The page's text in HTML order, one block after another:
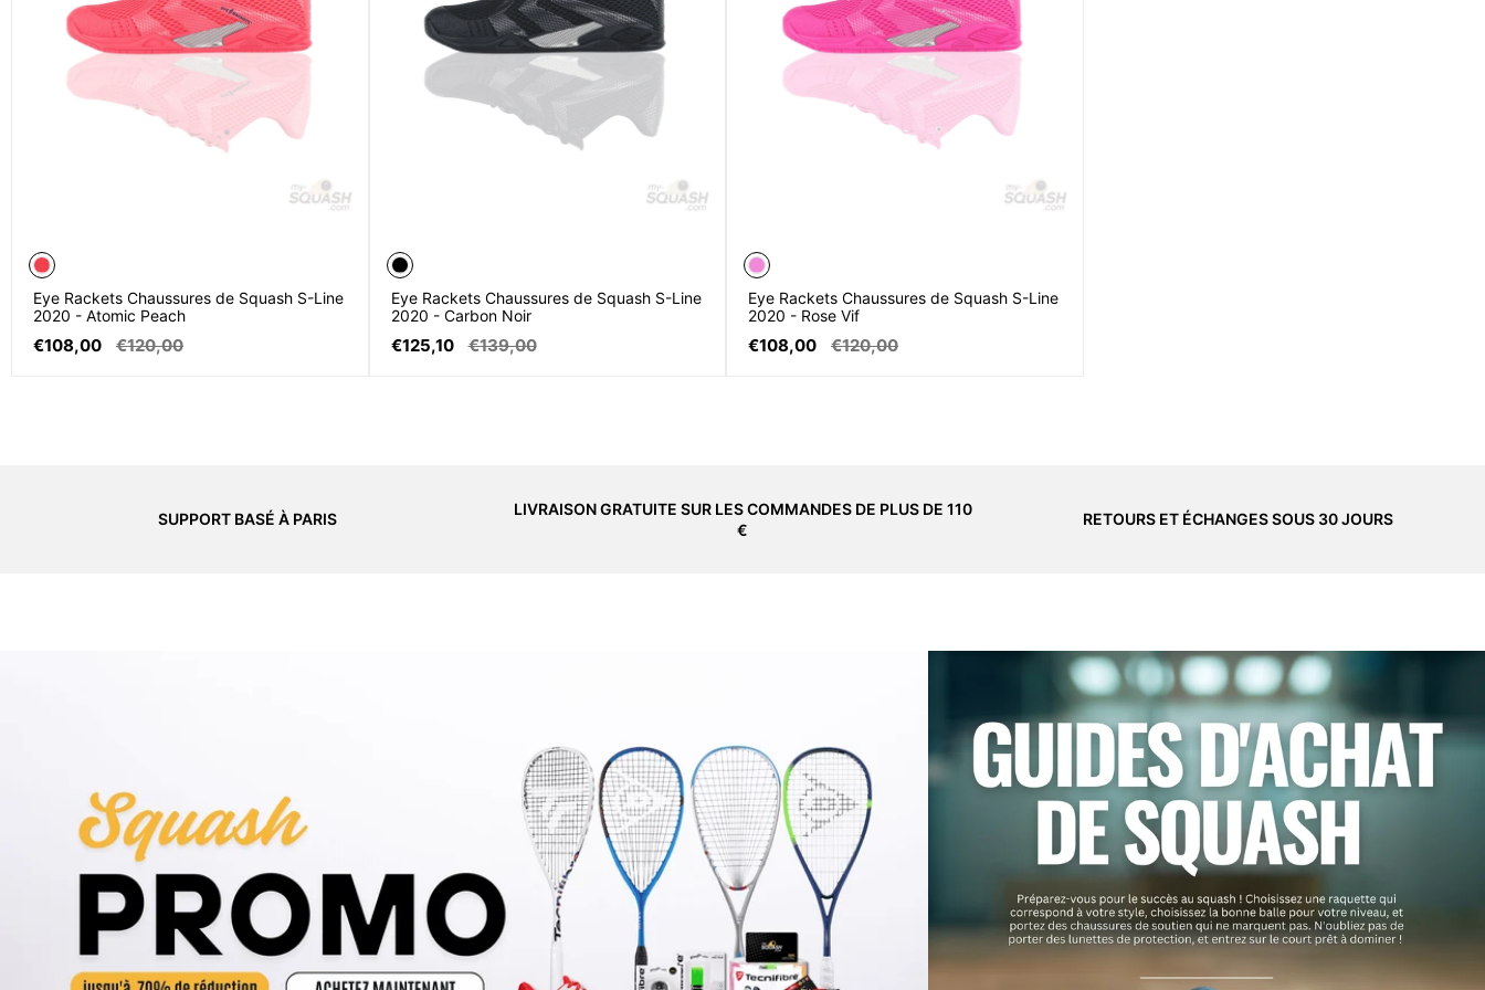
Eye Rackets Chaussures de Squash S-Line
2020 - Atomic Peach
Prix
€108,00
Prix
normal
€120,00
Eye Rackets Chaussures de Squash S-Line
2020 - Carbon Noir
Prix
€125,10
Prix
normal
€139,00
Eye Rackets Chaussures de Squash S-Line
2020 - Rose Vif
Prix
€108,00
Prix
normal
€120,00
SUPPORT BASÉ À PARIS
LIVRAISON GRATUITE SUR LES COMMANDES DE PLUS DE 110
€
RETOURS ET ÉCHANGES SOUS 30 JOURS